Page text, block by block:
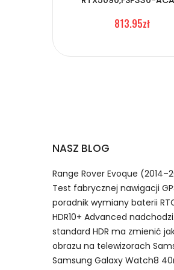
Dzięki
Model urządzenia
Numer produktu
813.95zł
NASZ BLOG
Range Rover Evoque
Test fabrycznej nawigacji
poradnik wymiany baterii
HDR10+ Advanced
standard HDR ma zmienić
obrazu na telewizorach
Samsung Galaxy Watch8